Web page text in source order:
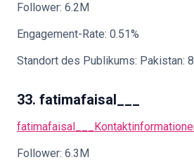
Follower: 6.2M
Engagement-Rate: 0.51%
Standort des Publikums: Pakistan:
33. fatimafaisal___
fatimafaisal___
Follower: 6.3M